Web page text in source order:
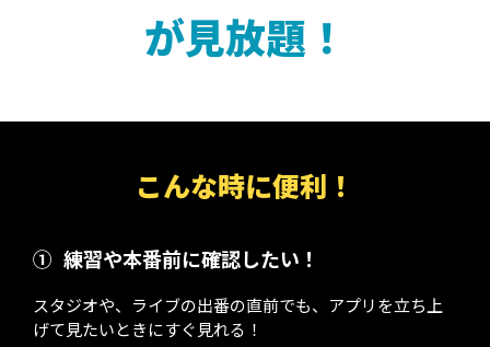
が見放題！
こんな時に便利！
① 練習や本番前に確認したい！
スタジオや、ライブの出番の直前でも、アプリを立ち上
げて見たいときにすぐ見れる！